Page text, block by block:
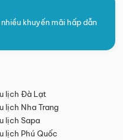
khuyến mãi hấp dẫn
lịch Đà Lạt
lịch Nha Trang
lịch Sapa
lịch Phú Quốc